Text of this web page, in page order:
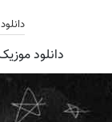
دانلود